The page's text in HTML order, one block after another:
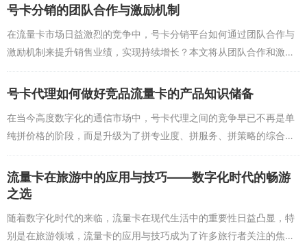
受众是成功推广的基础...
号卡分销的团队合作与激励机制
在流量卡市场日益激烈的竞争中，号卡分销平台如何通过团队合作与
激励机制来提升销售业绩，实现持续增长？本文将从团队合作和激励
机制两个方面探讨这一问题。团队合作是号卡分销成功的关键，一个
高效的团队能够更好地...
号卡代理如何做好竞品流量卡的产品知识储备
在当今高度数字化的通信市场中，号卡代理之间的竞争早已不再是单
纯拼价格的阶段，而是升级为了拼专业度、拼服务、拼策略的综合较
量，对于一名优秀的号卡代理而言，仅仅熟悉自己主推的产品是远远
不够的，想要在流...
流量卡在旅游中的应用与技巧——数字化时代的畅游
之选
随着数字化时代的来临，流量卡在现代生活中的重要性日益凸显，特
别是在旅游领域，流量卡的应用与技巧成为了许多旅行者关注的焦